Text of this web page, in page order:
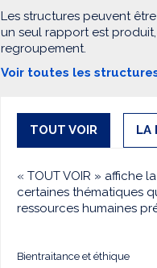
Les structures peuvent
un seul rapport est
regroupement.
Voir toutes les
TOUT VOIR LA
« TOUT VOIR » affiche
certaines thématiques
ressources humaines
Bientraitance et éthique